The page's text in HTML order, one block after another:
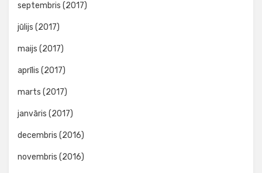
septembris (2017)
jūlijs (2017)
maijs (2017)
aprīlis (2017)
marts (2017)
janvāris (2017)
decembris (2016)
novembris (2016)